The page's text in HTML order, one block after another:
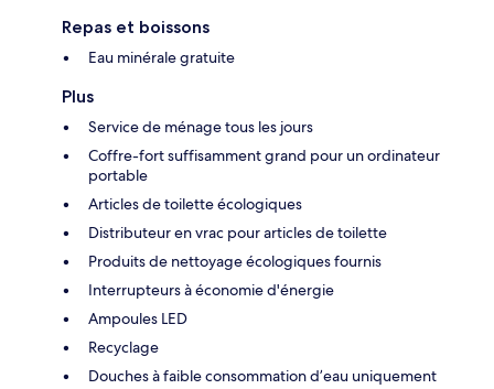
Repas et boissons
Eau minérale gratuite
Plus
Service de ménage tous les jours
Coffre-fort suffisamment grand pour un ordinateur
portable
Articles de toilette écologiques
Distributeur en vrac pour articles de toilette
Produits de nettoyage écologiques fournis
Interrupteurs à économie d'énergie
Ampoules LED
Recyclage
Douches à faible consommation d’eau uniquement